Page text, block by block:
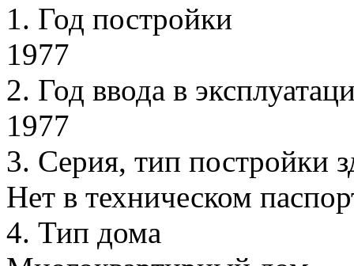
1. Год постройки
1977
2. Год ввода в
1977
3. Серия, тип постройки
Нет в техническом
4. Тип дома